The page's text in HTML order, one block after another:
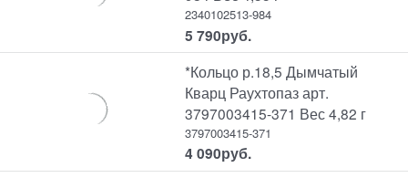
2340102513-984
5 790руб.
*Кольцо р.18,5 Дымчатый
Кварц Раухтопаз арт.
3797003415-371 Вес 4,82 г
3797003415-371
4 090руб.